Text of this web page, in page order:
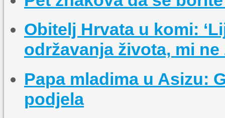
Obitelj Hrvata u komi:
održavanja života, mi ne
Papa mladima u Asizu:
podjela